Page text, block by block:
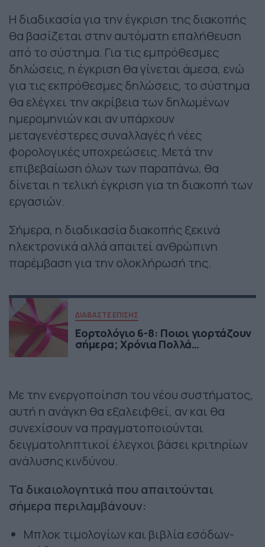
Η διαδικασία για την έγκριση της διακοπής
θα βασίζεται στην αυτόματη επαλήθευση
από το σύστημα. Για τις εμπρόθεσμες
δηλώσεις, η έγκριση θα γίνεται άμεσα, ενώ
για τις εκπρόθεσμες δηλώσεις, το σύστημα
θα ελέγχει την ακρίβεια των δηλωμένων
ημερομηνιών και αν υπάρχουν
μεταγενέστερες συναλλαγές ή νέες
φορολογικές υποχρεώσεις. Μετά την
επιβεβαίωση όλων των παραπάνω, θα
δίνεται η τελική έγκριση για τη διακοπή των
εργασιών.
Σήμερα, η διαδικασία διακοπής ξεκινά
ηλεκτρονικά αλλά απαιτεί ανθρώπινη
παρέμβαση για την ολοκλήρωσή της.
ΔΙΑΒΑΣΤΕ ΕΠΙΣΗΣ
Εορτολόγιο 6-8: Ποιοι γιορτάζουν
σήμερα; Χρόνια Πολλά…
Με την ενεργοποίηση του νέου συστήματος,
αυτή η ανάγκη θα εξαλειφθεί, αν και θα
συνεχίσουν να πραγματοποιούνται
δειγματοληπτικοί έλεγχοι βάσει κριτηρίων
ανάλυσης κινδύνου.
Τα δικαιολογητικά που απαιτούνται
σήμερα περιλαμβάνουν:
Μπλοκ τιμολογίων και βιβλία εσόδων-